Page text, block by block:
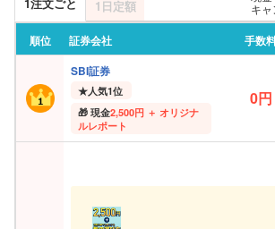
1注文ごと 1日定額
キ
順位 証券会社 手数
SBI証券
★人気1位
現金2,500円 ＋ オリジナ
ルレポート
0円